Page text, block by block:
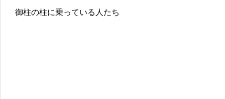
御柱の柱に乗っている人たち